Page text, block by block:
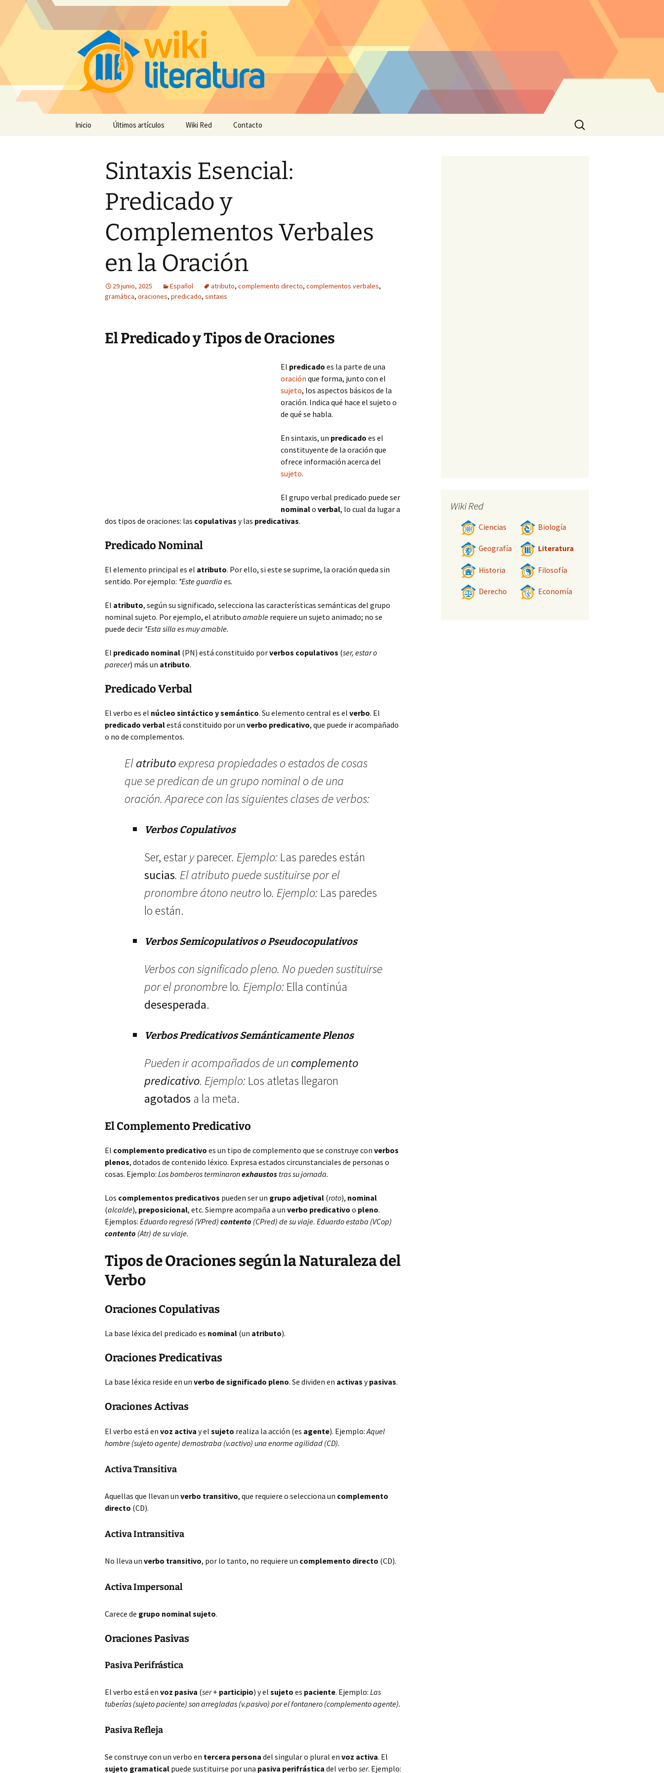
Inicio Últimos artículos Wiki Red Contacto
Buscar:
Sintaxis Esencial:
Predicado y
Complementos Verbales
en la Oración
29 junio, 2025 Español atributo, complemento directo, complementos verbales,
gramática, oraciones, predicado, sintaxis
El Predicado y Tipos de Oraciones
El predicado es la parte de una
oración que forma, junto con el
sujeto, los aspectos básicos de la
oración. Indica qué hace el sujeto o
de qué se habla.
En sintaxis, un predicado es el
constituyente de la oración que
ofrece información acerca del
sujeto.
El grupo verbal predicado puede ser
nominalo verbal, lo cual da lugar a
dos tipos de oraciones: las copulativas y las predicativas.
Predicado Nominal
El elemento principal es el atributo. Por ello, si este se suprime, la oración queda sin
sentido. Por ejemplo: *Este guardia es.
El atributo, según su significado, selecciona las características semánticas del grupo
nominal sujeto. Por ejemplo, el atributo amable requiere un sujeto animado; no se
puede decir *Esta silla es muy amable.
El predicado nominal (PN) está constituido porverbos copulativos (ser, estar o
parecer) más un atributo.
Predicado Verbal
El verbo es el núcleo sintáctico y semántico. Su elemento central es el verbo. El
predicado verbalestá constituido por un verbo predicativo, que puede ir acompañado
o no de complementos.
Elatributoexpresa propiedades o estados de cosas
que se predican de un grupo nominal o de una
oración. Aparece con las siguientes clases de verbos:
Verbos Copulativos
Ser, estaryparecer. Ejemplo: Las paredes están
sucias. El atributo puede sustituirse por el
pronombre átono neutro lo. Ejemplo: Las paredes
lo están.
Verbos Semicopulativos o Pseudocopulativos
Verbos con significado pleno. No pueden sustituirse
por el pronombrelo. Ejemplo: Ella continúa
desesperada.
Verbos Predicativos Semánticamente Plenos
Pueden ir acompañados de un complemento
predicativo. Ejemplo: Los atletas llegaron
agotados a la meta.
El Complemento Predicativo
El complemento predicativo es un tipo de complemento que se construye con verbos
plenos, dotados de contenido léxico. Expresa estados circunstanciales de personas o
cosas. Ejemplo: Los bomberos terminaronexhaustos tras su jornada.
Los complementos predicativos pueden ser un grupo adjetival (roto), nominal
(alcalde), preposicional, etc. Siempre acompaña a un verbo predicativo o pleno.
Ejemplos: Eduardo regresó (VPred) contento (CPred) de su viaje. Eduardo estaba (VCop)
contento (Atr) de su viaje.
Tipos de Oraciones según la Naturaleza del
Verbo
Oraciones Copulativas
La base léxica del predicado es nominal (un atributo).
Oraciones Predicativas
La base léxica reside en un verbo de significado pleno. Se dividen en activas ypasivas.
Oraciones Activas
El verbo está en voz activa y el sujeto realiza la acción (es agente). Ejemplo:Aquel
hombre (sujeto agente) demostraba (v.activo) una enorme agilidad (CD).
Activa Transitiva
Aquellas que llevan un verbo transitivo, que requiere o selecciona un complemento
directo (CD).
Activa Intransitiva
No lleva un verbo transitivo, por lo tanto, no requiere un complemento directo (CD).
Activa Impersonal
Carece de grupo nominal sujeto.
Oraciones Pasivas
Pasiva Perifrástica
El verbo está en voz pasiva (ser+ participio) y el sujeto es paciente. Ejemplo: Las
tuberías (sujeto paciente) son arregladas (v.pasivo) por el fontanero (complemento agente).
Pasiva Refleja
Se construye con un verbo en tercera persona del singular o plural en voz activa. El
sujeto gramatical puede sustituirse por una pasiva perifrástica del verbo ser. Ejemplo:
Wiki Red
Ciencias Biología
Geografía Literatura
Historia Filosofía
Derecho Economía